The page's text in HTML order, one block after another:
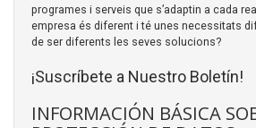
programes i serveis que s’adaptin a cada
empresa és diferent i té unes necessitats
de ser diferents les seves solucions?
¡Suscríbete a Nuestro Boletín!
INFORMACIÓN BÁSICA